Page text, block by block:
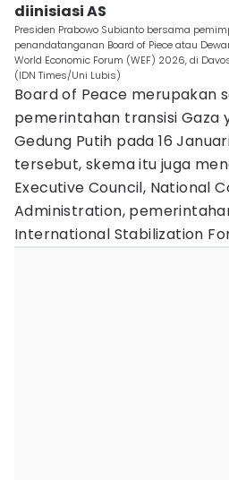
diinisiasi AS
Presiden Prabowo Subianto bersama
penandatanganan Board of Piece atau
World Economic Forum (WEF) 2026, di
(IDN Times/Uni Lubis)
Board of Peace merupakan
pemerintahan transisi Gaza
Gedung Putih pada 16
tersebut, skema itu juga
Executive Council, National
Administration,
International Stabilization